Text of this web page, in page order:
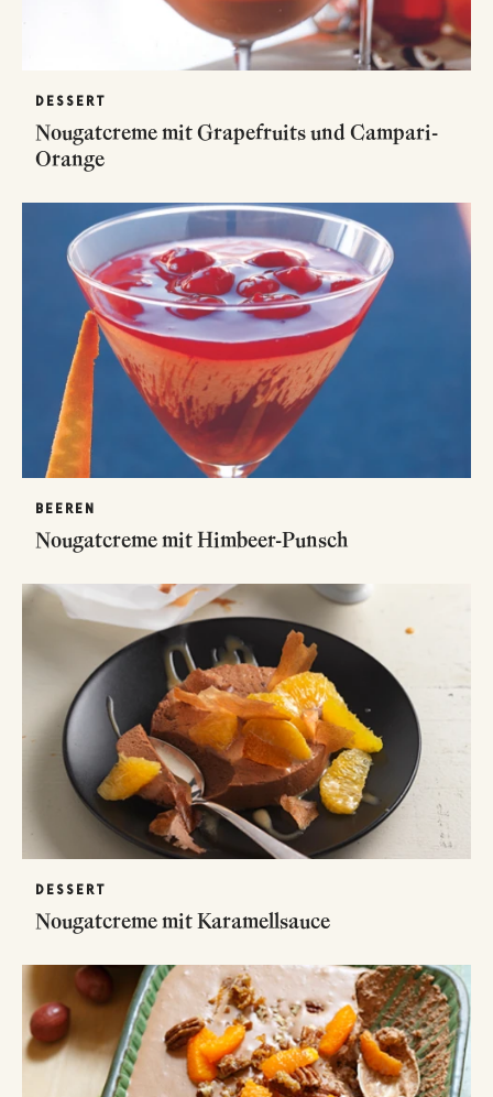
DESSERT
Nougatcreme mit Grapefruits und Campari-
Orange
BEEREN
Nougatcreme mit Himbeer-Punsch
DESSERT
Nougatcreme mit Karamellsauce